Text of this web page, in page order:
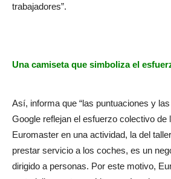
trabajadores”.
Una camiseta que simboliza el
Así, informa que “las puntuaciones y
Google reflejan el esfuerzo colectivo de
Euromaster en una actividad, la del
prestar servicio a los coches, es un
dirigido a personas. Por este motivo,